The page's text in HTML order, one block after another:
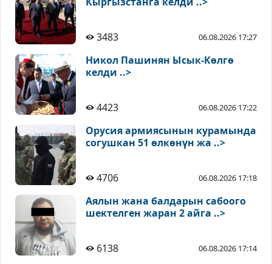
3483 06.08.2026 17:27
Никол Пашинян Ысык-Көлгө
келди ..>
4423 06.08.2026 17:22
Орусия армиясынын курамында
согушкан 51 өлкөнүн жа ..>
4706 06.08.2026 17:18
Аялын жана балдарын сабоого
шектелген жаран 2 айга ..>
6138 06.08.2026 17:14